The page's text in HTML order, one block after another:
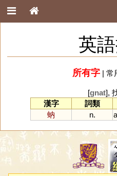
英
所有字| 常
[gnat],
漢字
詞類
蚋
n. a